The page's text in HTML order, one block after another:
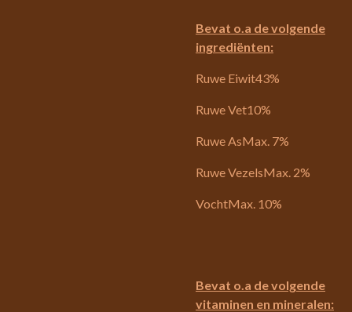
Bevat o.a de volgende
ingrediënten:
Ruwe Eiwit43%
Ruwe Vet10%
Ruwe AsMax. 7%
Ruwe VezelsMax. 2%
VochtMax. 10%
Bevat o.a de volgende
vitaminen en mineralen: